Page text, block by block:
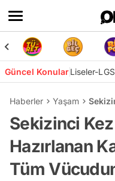
Güncel KonularLiseler-LGS
Haberler Yaşam
Sekizinci
Hazırlanan
Tüm